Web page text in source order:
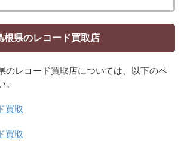
根県のレコード買取店
のレコード買取店については、以下のペ
買取
買取